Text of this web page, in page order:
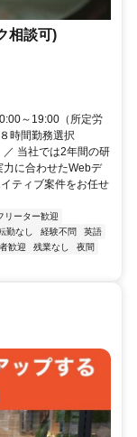
相談可)
～19:00（所定労
時間勤務選択
当社では2年間の研
に合わせたWebデ
ティブ案件をお任せ
リーター歓迎
勤なし 経験不問
英語
歓迎 残業なし
夜間